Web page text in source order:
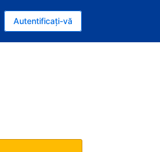
Autentificați-vă